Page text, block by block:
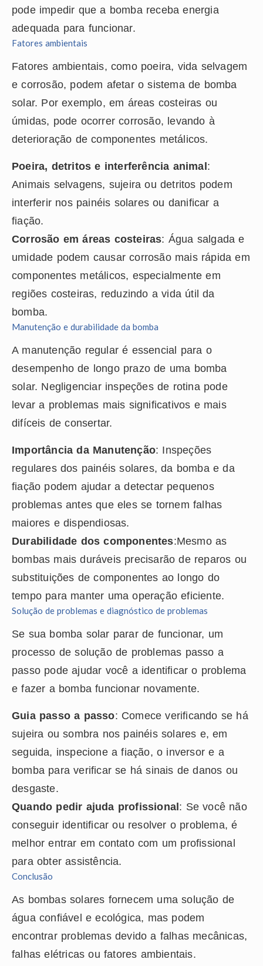
pode impedir que a bomba receba energia
adequada para funcionar.
Fatores ambientais
Fatores ambientais, como poeira, vida selvagem
e corrosão, podem afetar o sistema de bomba
solar. Por exemplo, em áreas costeiras ou
úmidas, pode ocorrer corrosão, levando à
deterioração de componentes metálicos.
Poeira, detritos e interferência animal :
Animais selvagens, sujeira ou detritos podem
interferir nos painéis solares ou danificar a
fiação.
Corrosão em áreas costeiras: Água salgada e
umidade podem causar corrosão mais rápida em
componentes metálicos, especialmente em
regiões costeiras, reduzindo a vida útil da
bomba.
Manutenção e durabilidade da bomba
A manutenção regular é essencial para o
desempenho de longo prazo de uma bomba
solar. Negligenciar inspeções de rotina pode
levar a problemas mais significativos e mais
difíceis de consertar.
Importância da Manutenção: Inspeções
regulares dos painéis solares, da bomba e da
fiação podem ajudar a detectar pequenos
problemas antes que eles se tornem falhas
maiores e dispendiosas.
Durabilidade dos componentes:Mesmo as
bombas mais duráveis precisarão de reparos ou
substituições de componentes ao longo do
tempo para manter uma operação eficiente.
Solução de problemas e diagnóstico de problemas
Se sua bomba solar parar de funcionar, um
processo de solução de problemas passo a
passo pode ajudar você a identificar o problema
e fazer a bomba funcionar novamente.
Guia passo a passo: Comece verificando se há
sujeira ou sombra nos painéis solares e, em
seguida, inspecione a fiação, o inversor e a
bomba para verificar se há sinais de danos ou
desgaste.
Quando pedir ajuda profissional : Se você não
conseguir identificar ou resolver o problema, é
melhor entrar em contato com um profissional
para obter assistência.
Conclusão
As bombas solares fornecem uma solução de
água confiável e ecológica, mas podem
encontrar problemas devido a falhas mecânicas,
falhas elétricas ou fatores ambientais.